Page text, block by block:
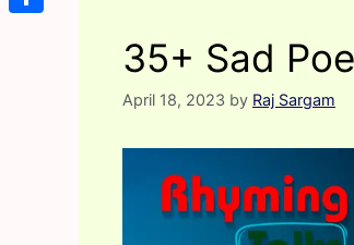
35+ Sad
April 18, 2023 by Raj Sargam